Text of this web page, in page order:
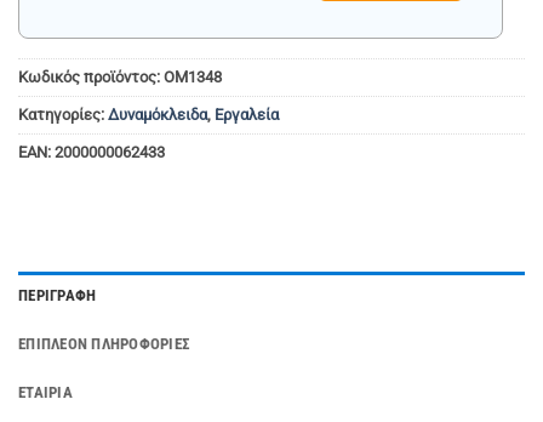
Κωδικός προϊόντος: OM1348
Κατηγορίες: Δυναμόκλειδα, Εργαλεία
EAN: 2000000062433
ΠΕΡΙΓΡΑΦΉ
ΕΠΙΠΛΈΟΝ ΠΛΗΡΟΦΟΡΊΕΣ
ΕΤΑΙΡΊΑ